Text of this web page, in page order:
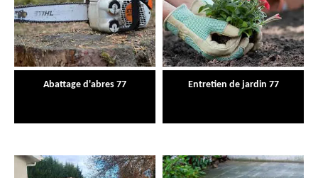
Abattage d'abres 77 Entretien de jardin 77